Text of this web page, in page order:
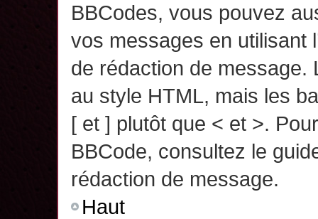
BBCodes, vous pouvez
vos messages en utilisant
de rédaction de message.
au style HTML, mais les
[ et ] plutôt que < et >.
BBCode, consultez le
rédaction de message.
Haut